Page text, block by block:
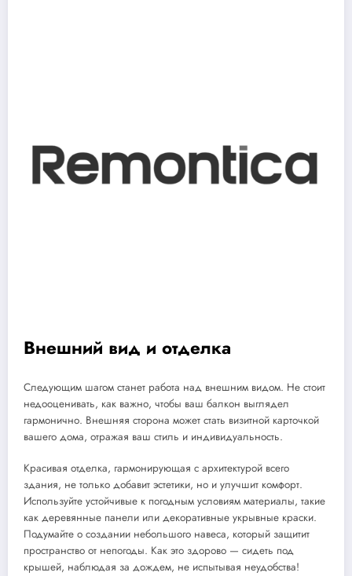
Внешний вид и отделка
Следующим шагом станет работа над внешним видом. Не стоит
недооценивать, как важно, чтобы ваш балкон выглядел
гармонично. Внешняя сторона может стать визитной карточкой
вашего дома, отражая ваш стиль и индивидуальность.
Красивая отделка, гармонирующая с архитектурой всего
здания, не только добавит эстетики, но и улучшит комфорт.
Используйте устойчивые к погодным условиям материалы, такие
как деревянные панели или декоративные укрывные краски.
Подумайте о создании небольшого навеса, который защитит
пространство от непогоды. Как это здорово — сидеть под
крышей, наблюдая за дождем, не испытывая неудобства!